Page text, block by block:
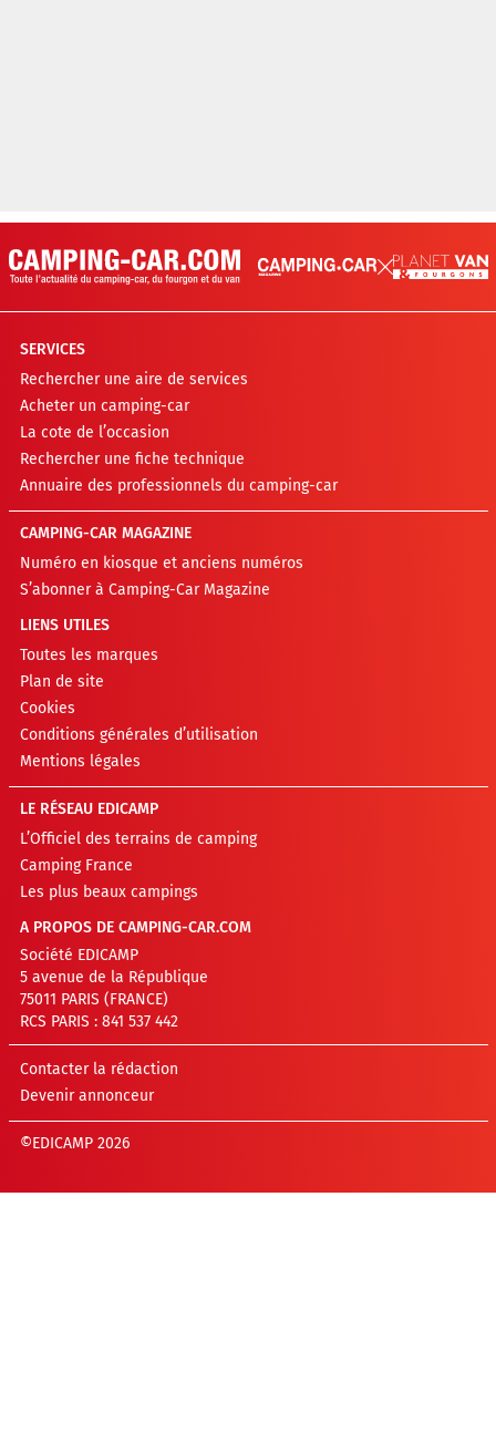
SERVICES
Rechercher une aire de services
Acheter un camping-car
La cote de l’occasion
Rechercher une fiche technique
Annuaire des professionnels du camping-car
CAMPING-CAR MAGAZINE
Numéro en kiosque et anciens numéros
S’abonner à Camping-Car Magazine
LIENS UTILES
Toutes les marques
Plan de site
Cookies
Conditions générales d’utilisation
Mentions légales
LE RÉSEAU EDICAMP
L’Officiel des terrains de camping
Camping France
Les plus beaux campings
A PROPOS DE CAMPING-CAR.COM
Société EDICAMP
5 avenue de la République
75011 PARIS (FRANCE)
RCS PARIS : 841 537 442
Contacter la rédaction
Devenir annonceur
©EDICAMP 2026